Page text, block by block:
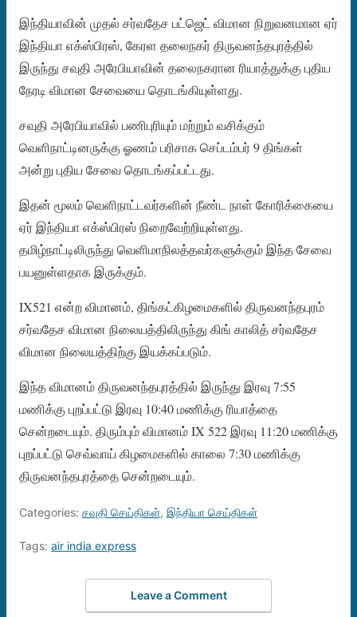
இந்தியாவின் முதல் சர்வதேச பட்ஜெட் விமான நிறுவனமான ஏர்
இந்தியா எக்ஸ்பிரஸ், கேரள தலைநகர் திருவனந்தபுரத்தில்
இருந்து சவுதி அரேபியாவின் தலைநகரான ரியாத்துக்கு புதிய
நேரடி விமான சேவையை தொடங்கியுள்ளது.
சவுதி அரேபியாவில் பணிபுரியும் மற்றும் வசிக்கும்
வெளிநாட்டினருக்கு ஓணம் பரிசாக செப்டம்பர் 9 திங்கள்
அன்று புதிய சேவை தொடங்கப்பட்டது.
இதன் மூலம் வெளிநாட்டவர்களின் நீண்ட நாள் கோரிக்கையை
ஏர் இந்தியா எக்ஸ்பிரஸ் நிறைவேற்றியுள்ளது.
தமிழ்நாட்டிலிருந்து வெளிமாநிலத்தவர்களுக்கும் இந்த சேவை
பயனுள்ளதாக இருக்கும்.
IX521 என்ற விமானம், திங்கட்கிழமைகளில் திருவனந்தபுரம்
சர்வதேச விமான நிலையத்திலிருந்து கிங் காலித் சர்வதேச
விமான நிலையத்திற்கு இயக்கப்படும்.
இந்த விமானம் திருவனந்தபுரத்தில் இருந்து இரவு 7:55
மணிக்கு புறப்பட்டு இரவு 10:40 மணிக்கு ரியாத்தை
சென்றடையும். திரும்பும் விமானம் IX 522 இரவு 11:20 மணிக்கு
புறப்பட்டு செவ்வாய் கிழமைகளில் காலை 7:30 மணிக்கு
திருவனந்தபுரத்தை சென்றடையும்.
Categories: சவுதி செய்திகள், இந்தியா செய்திகள்
Tags: air india express
Leave a Comment